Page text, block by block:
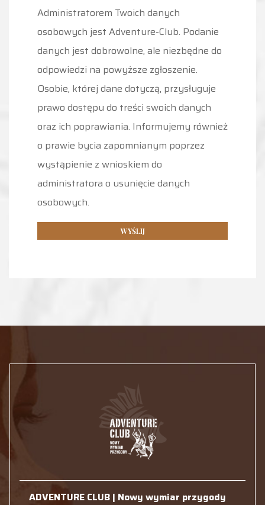
Administratorem Twoich danych
osobowych jest Adventure-Club. Podanie
danych jest dobrowolne, ale niezbędne do
odpowiedzi na powyższe zgłoszenie.
Osobie, której dane dotyczą, przysługuje
prawo dostępu do treści swoich danych
oraz ich poprawiania. Informujemy również
o prawie bycia zapomnianym poprzez
wystąpienie z wnioskiem do
administratora o usunięcie danych
osobowych.
ADVENTURE CLUB | Nowy wymiar przygody